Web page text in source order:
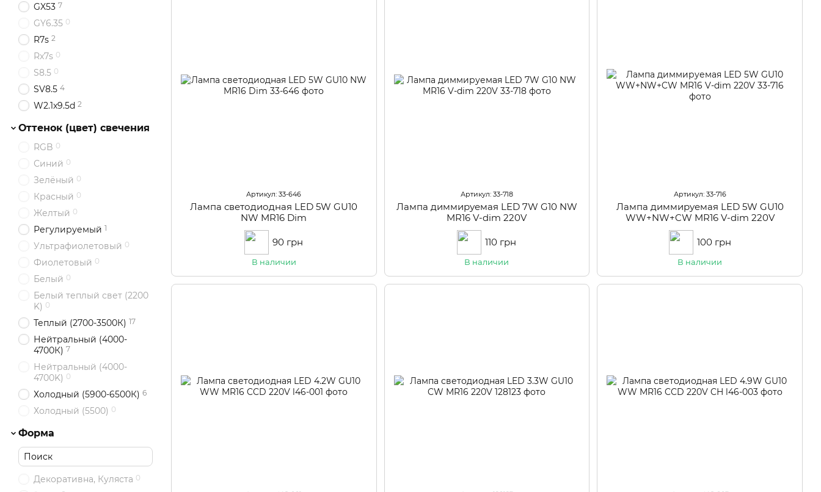
Артикул: 33-646
Лампа светодиодная LED 5W GU10
NW MR16 Dim
90 грн
В наличии
Артикул: 33-718
Лампа диммируемая LED 7W G10 NW
MR16 V-dim 220V
110 грн
В наличии
Артикул: 33-716
Лампа диммируемая LED 5W GU10
WW+NW+CW MR16 V-dim 220V
100 грн
В наличии
GX53 7
GY6.35 0
R7s 2
Rx7s 0
S8.5 0
SV8.5 4
W2.1x9.5d 2
Оттенок (цвет) свечения
RGB 0
Синий 0
Зелёный 0
Красный 0
Желтый 0
Регулируемый 1
Ультрафиолетовый 0
Фиолетовый 0
Белый 0
Белый теплый свет (2200
K) 0
Теплый (2700-3500К) 17
Нейтральный (4000-
4700К) 7
Нейтральный (4000-
4700K) 0
Холодный (5900-6500К) 6
Холодный (5500) 0
Форма
Декоративна, Куляста 0